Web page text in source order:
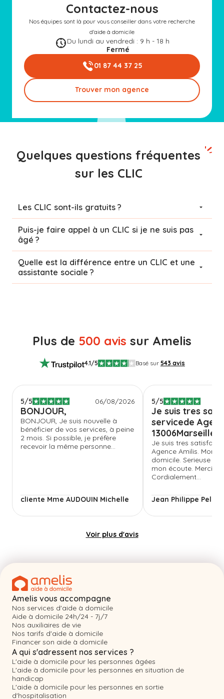
Contactez-nous
Nos équipes sont là pour vous conseiller dans votre recherche
d'aide à domicile
Du lundi au vendredi : 9 h - 18 h
Fermé
01 87 44 37 25
Trouver mon agence
Quelques questions fréquentes
sur les CLIC
Les CLIC sont-ils gratuits ?
Puis-je faire appel à un CLIC si je ne suis pas
âgé ?
Quelle est la différence entre un CLIC et une
assistante sociale ?
Plus de 500 avis sur Amelis
4.1/5 Basé sur 543 avis
5/5 06/08/2026
BONJOUR,
BONJOUR, Je suis nouvelle à
bénéficier de vos services, à peine
2 mois. Si possible, je préfère
recevoir la même personne...
cliente Mme AUDOUIN Michelle
5/5
Je suis tres
servicede
13006Marseille
Je suis tres satisfait
Agence Amilis. Mon
domicile. Serieuse et
mon écoute. Merci
Cordialement...
Jean Philippe Pellin
Voir plus d'avis
Amelis vous accompagne
Nos services d'aide à domicile
Aide à domicile 24h/24 - 7j/7
Nos auxiliaires de vie
Nos tarifs d'aide à domicile
Financer son aide à domicile
A qui s'adressent nos services ?
L'aide à domicile pour les personnes âgées
L'aide à domicile pour les personnes en situation de
handicap
L'aide à domicile pour les personnes en sortie
d'hospitalisation